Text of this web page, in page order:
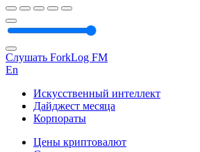
Слушать ForkLog FM
En
Искусственный интеллект
Дайджест месяца
Корпораты
Цены криптовалют